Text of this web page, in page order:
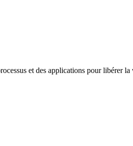
et des applications pour libérer